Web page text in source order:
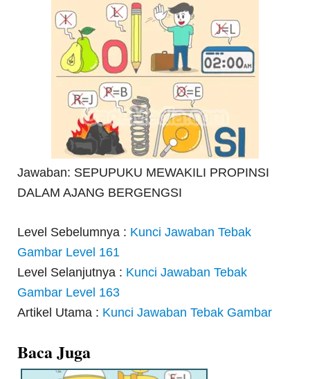
Jawaban: SEPUPUKU MEWAKILI PROPINSI
DALAM AJANG BERGENGSI
Level Sebelumnya : Kunci Jawaban Tebak
Gambar Level 161
Level Selanjutnya : Kunci Jawaban Tebak
Gambar Level 163
Artikel Utama : Kunci Jawaban Tebak Gambar
Baca Juga